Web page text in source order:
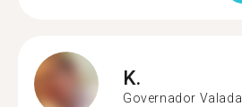
K.
Governador